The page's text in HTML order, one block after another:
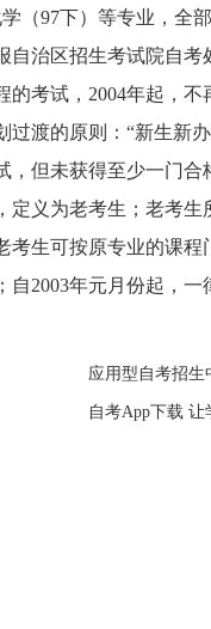
（97下）等专业，全
治区招生考试院自
考试，2004年起，不
渡的原则：“新生新
但未获得至少一门合
义为老考生；老考生
生可按原专业的课
2003年元月份起，一
应用型自考招
自考App下载